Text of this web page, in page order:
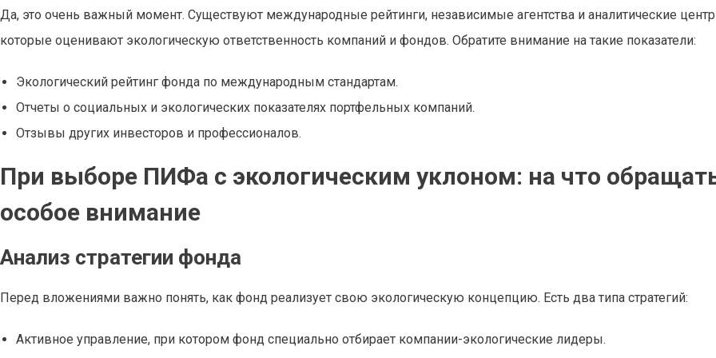
Да, это очень важный момент. Существуют международные рейтинги, независимые агентства и аналитические
которые оценивают экологическую ответственность компаний и фондов. Обратите внимание на такие показатели:
Экологический рейтинг фонда по международным стандартам.
Отчеты о социальных и экологических показателях портфельных компаний.
Отзывы других инвесторов и профессионалов.
При выборе ПИФа с экологическим уклоном: на что
особое внимание
Анализ стратегии фонда
Перед вложениями важно понять, как фонд реализует свою экологическую концепцию. Есть два типа стратегий:
Активное управление, при котором фонд специально отбирает компании-экологические лидеры.